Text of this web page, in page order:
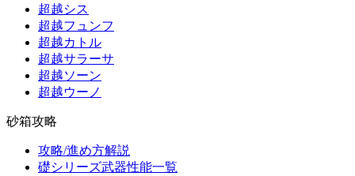
超越シス
超越フュンフ
超越カトル
超越サラーサ
超越ソーン
超越ウーノ
砂箱攻略
攻略/進め方解説
礎シリーズ武器性能一覧